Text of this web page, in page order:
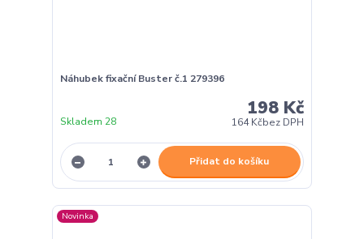
Náhubek fixační Buster č.1 279396
198 Kč
164 Kčbez DPH
Skladem 28
Přidat do košíku
Novinka